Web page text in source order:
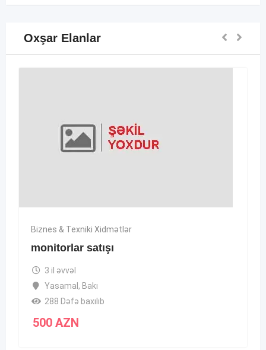
Oxşar Elanlar
Biznes & Texniki Xidmətlər
monitorlar satışı
3 il əvvəl
Yasamal, Bakı
288 Dəfə baxılıb
500 AZN